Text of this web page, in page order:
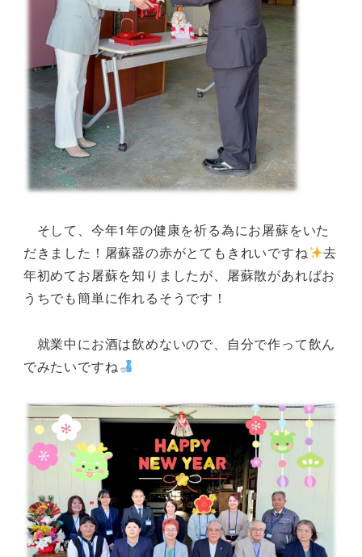
そして、今年1年の健康を祈る為にお屠蘇をいた
だきました！屠蘇器の赤がとてもきれいですね
去
年初めてお屠蘇を知りましたが、屠蘇散があればお
うちでも簡単に作れるそうです！
就業中にお酒は飲めないので、自分で作って飲ん
でみたいですね